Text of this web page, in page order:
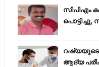
സിപിഎം
പൊട്ടിച്ചു,
ആദ്യ